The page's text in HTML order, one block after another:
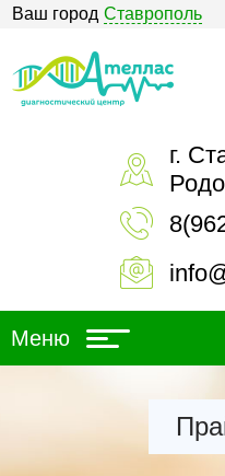
Ваш город Ставрополь
г.
Меню